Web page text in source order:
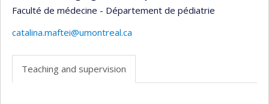
Faculté de médecine - Département de pédiatrie
catalina.maftei@umontreal.ca
Teaching and supervision